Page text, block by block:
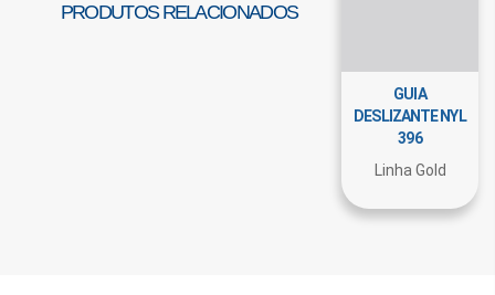
PRODUTOS RELACIONADOS
GUIA
DESLIZANTE NYL
396
Linha Gold